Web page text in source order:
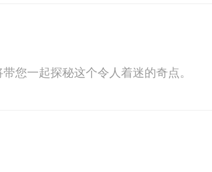
您一起探秘这个令人着迷的奇点。